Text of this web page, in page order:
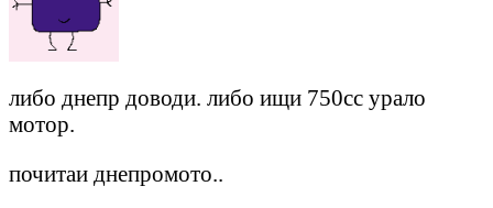
либо днепр доводи. либо ищи 750сс урало
мотор.
почитаи днепромото..